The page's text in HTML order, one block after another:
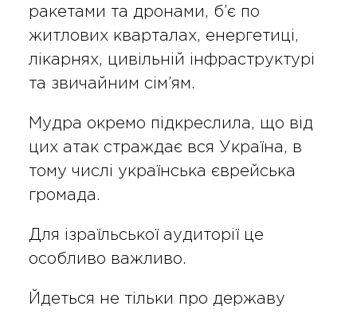
ракетами та дронами, б’є по
житлових кварталах, енергетиці,
лікарнях, цивільній інфраструктурі
та звичайним сім’ям.
Мудра окремо підкреслила, що від
цих атак страждає вся Україна, в
тому числі українська єврейська
громада.
Для ізраїльської аудиторії це
особливо важливо.
Йдеться не тільки про державу